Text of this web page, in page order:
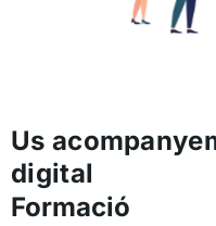
Us
digital
Formació